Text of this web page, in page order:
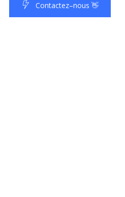
Contactez–nous 👋